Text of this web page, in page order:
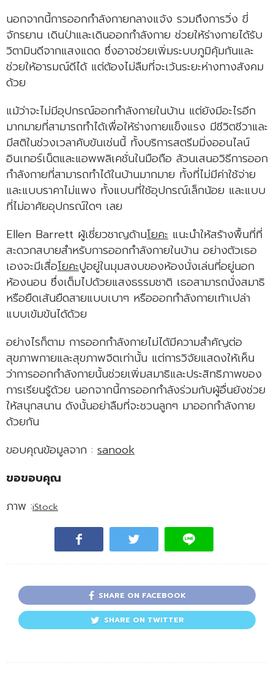
นอกจากนี้การออกกำลังกายกลางแจ้ง รวมถึงการวิ่ง ขี่
จักรยาน เดินป่าและเดินออกกำลังกาย ช่วยให้ร่างกายได้รับ
วิตามินดีจากแสงแดด ซึ่งอาจช่วยเพิ่มระบบภูมิคุ้มกันและ
ช่วยให้อารมณ์ดีได้ แต่ต้องไม่ลืมที่จะเว้นระยะห่างทางสังคม
ด้วย
แม้ว่าจะไม่มีอุปกรณ์ออกกำลังกายในบ้าน แต่ยังมีอะไรอีก
มากมายที่สามารถทำได้เพื่อให้ร่างกายแข็งแรง มีชีวิตชีวาและ
มีสติในช่วงเวลาคับขันเช่นนี้ ทั้งบริการสตรีมมิ่งออนไลน์
อินเทอร์เน็ตและแอพพลิเคชั่นในมือถือ ล้วนเสนอวิธีการออก
กำลังกายที่สามารถทำได้ในบ้านมากมาย ทั้งที่ไม่มีค่าใช้จ่าย
และแบบราคาไม่แพง ทั้งแบบที่ใช้อุปกรณ์เล็กน้อย และแบบ
ที่ไม่อาศัยอุปกรณ์ใดๆ เลย
Ellen Barrett ผู้เชี่ยวชาญด้านโยคะ แนะนำให้สร้างพื้นที่ที่
สะดวกสบายสำหรับการออกกำลังกายในบ้าน อย่างตัวเธอ
เองจะมีเสื่อโยคะปูอยู่ในมุมสงบของห้องนั่งเล่นที่อยู่นอก
ห้องนอน ซึ่งเต็มไปด้วยแสงธรรมชาติ เธอสามารถนั่งสมาธิ
หรือยืดเส้นยืดสายแบบเบาๆ หรือออกกำลังกายเท้าเปล่า
แบบเข้มข้นได้ด้วย
อย่างไรก็ตาม การออกกำลังกายไม่ได้มีความสำคัญต่อ
สุขภาพกายและสุขภาพจิตเท่านั้น แต่การวิจัยแสดงให้เห็น
ว่าการออกกำลังกายนั้นช่วยเพิ่มสมาธิและประสิทธิภาพของ
การเรียนรู้ด้วย นอกจากนี้การออกกำลังร่วมกับผู้อื่นยังช่วย
ให้สนุกสนาน ดังนั้นอย่าลืมที่จะชวนลูกๆ มาออกกำลังกาย
ด้วยกัน
ขอบคุณข้อมูลจาก : sanook
ขอขอบคุณ
ภาพ :iStock
SHARE ON FACEBOOK
SHARE ON TWITTER